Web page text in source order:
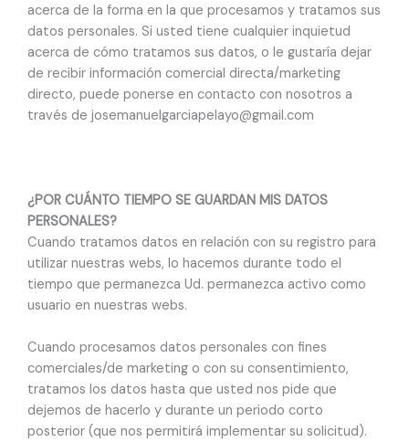
acerca de la forma en la que procesamos y tratamos sus
datos personales. Si usted tiene cualquier inquietud
acerca de cómo tratamos sus datos, o le gustaría dejar
de recibir información comercial directa/marketing
directo, puede ponerse en contacto con nosotros a
través de josemanuelgarciapelayo@gmail.com
¿POR CUÁNTO TIEMPO SE GUARDAN MIS DATOS
PERSONALES?
Cuando tratamos datos en relación con su registro para
utilizar nuestras webs, lo hacemos durante todo el
tiempo que permanezca Ud. permanezca activo como
usuario en nuestras webs.
Cuando procesamos datos personales con fines
comerciales/de marketing o con su consentimiento,
tratamos los datos hasta que usted nos pide que
dejemos de hacerlo y durante un periodo corto
posterior (que nos permitirá implementar su solicitud).